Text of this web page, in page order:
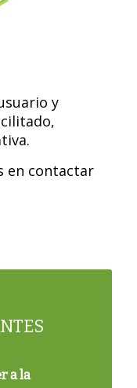
y
en contactar
a la